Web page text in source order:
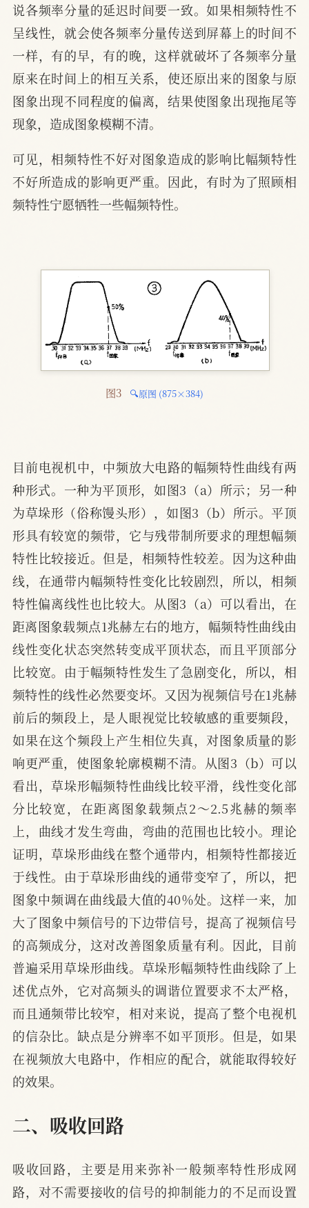
说各频率分量的延迟时间要一致。如果相频特性不
呈线性，就会使各频率分量传送到屏幕上的时间不
一样，有的早，有的晚，这样就破坏了各频率分量
原来在时间上的相互关系，使还原出来的图象与原
图象出现不同程度的偏离，结果使图象出现拖尾等
现象，造成图象模糊不清。
可见，相频特性不好对图象造成的影响比幅频特性
不好所造成的影响更严重。因此，有时为了照顾相
频特性宁愿牺牲一些幅频特性。
图3 🔍原图 (875×384)
目前电视机中，中频放大电路的幅频特性曲线有两
种形式。一种为平顶形，如图3（a）所示；另一种
为草垛形（俗称馒头形），如图3（b）所示。平顶
形具有较宽的频带，它与残带制所要求的理想幅频
特性比较接近。但是，相频特性较差。因为这种曲
线，在通带内幅频特性变化比较剧烈，所以，相频
特性偏离线性也比较大。从图3（a）可以看出，在
距离图象载频点1兆赫左右的地方，幅频特性曲线由
线性变化状态突然转变成平顶状态，而且平顶部分
比较宽。由于幅频特性发生了急剧变化，所以，相
频特性的线性必然要变坏。又因为视频信号在1兆赫
前后的频段上，是人眼视觉比较敏感的重要频段，
如果在这个频段上产生相位失真，对图象质量的影
响更严重，使图象轮廓模糊不清。从图3（b）可以
看出，草垛形幅频特性曲线比较平滑，线性变化部
分比较宽，在距离图象载频点2～2.5兆赫的频率
上，曲线才发生弯曲，弯曲的范围也比较小。理论
证明，草垛形曲线在整个通带内，相频特性都接近
于线性。由于草垛形曲线的通带变窄了，所以，把
图象中频调在曲线最大值的40％处。这样一来，加
大了图象中频信号的下边带信号，提高了视频信号
的高频成分，这对改善图象质量有利。因此，目前
普遍采用草垛形曲线。草垛形幅频特性曲线除了上
述优点外，它对高频头的调谐位置要求不太严格，
而且通频带比较窄，相对来说，提高了整个电视机
的信杂比。缺点是分辨率不如平顶形。但是，如果
在视频放大电路中，作相应的配合，就能取得较好
的效果。
二、吸收回路
吸收回路，主要是用来弥补一般频率特性形成网
路，对不需要接收的信号的抑制能力的不足而设置